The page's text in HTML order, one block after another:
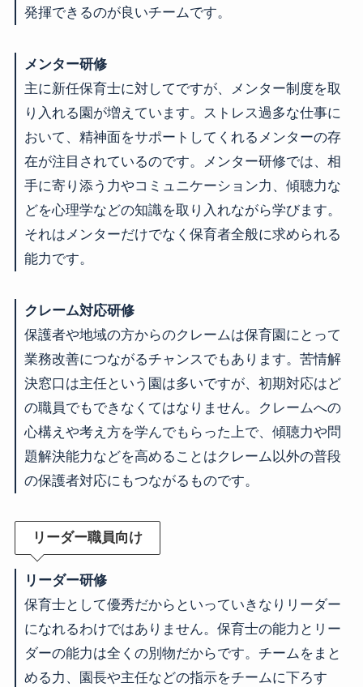
発揮できるのが良いチームです。
メンター研修
主に新任保育士に対してですが、メンター制度を取
り入れる園が増えています。ストレス過多な仕事に
おいて、精神面をサポートしてくれるメンターの存
在が注目されているのです。メンター研修では、相
手に寄り添う力やコミュニケーション力、傾聴力な
どを心理学などの知識を取り入れながら学びます。
それはメンターだけでなく保育者全般に求められる
能力です。
クレーム対応研修
保護者や地域の方からのクレームは保育園にとって
業務改善につながるチャンスでもあります。苦情解
決窓口は主任という園は多いですが、初期対応はど
の職員でもできなくてはなりません。クレームへの
心構えや考え方を学んでもらった上で、傾聴力や問
題解決能力などを高めることはクレーム以外の普段
の保護者対応にもつながるものです。
リーダー職員向け
リーダー研修
保育士として優秀だからといっていきなりリーダー
になれるわけではありません。保育士の能力とリー
ダーの能力は全くの別物だからです。チームをまと
める力、園長や主任などの指示をチームに下ろす